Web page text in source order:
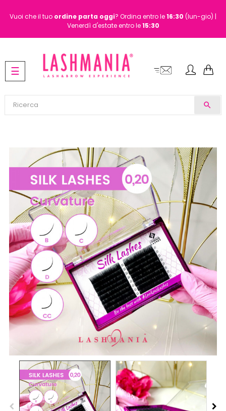
Vuoi che il tuo ordine parta oggi? Ordina entro le16:30 (lun-gio) |
Venerdì d'estate entro le15:30
search
navigazione
Toggle
☰